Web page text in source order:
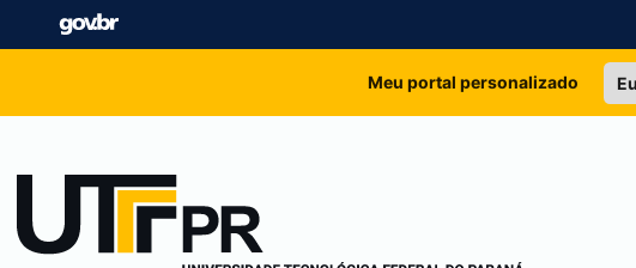
Meu portal personalizado